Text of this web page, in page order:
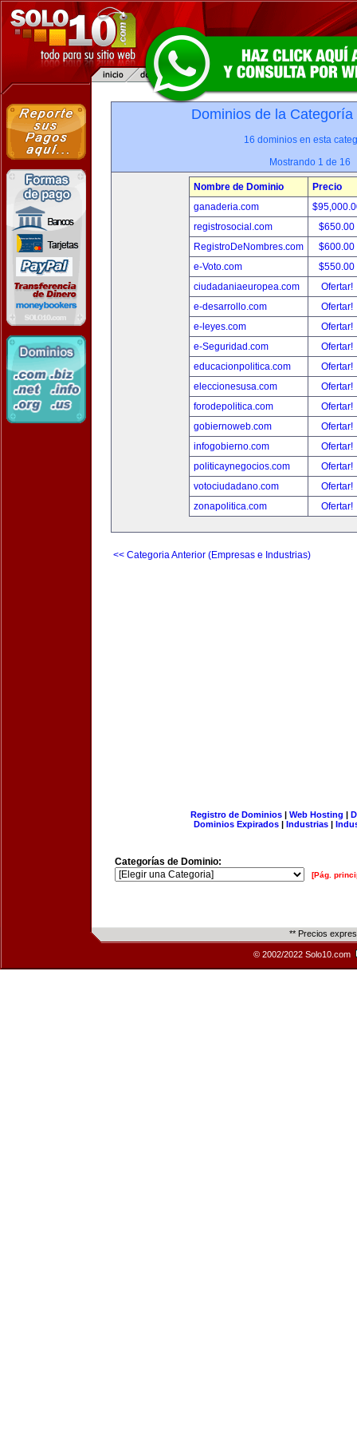
Dominios de la
16 dominios en esta
Mostrando 1 de 16
Nombre de Dominio
Precio
ganaderia.com
registrosocial.com
$650.00
RegistroDeNombres.com
$600.00
e-Voto.com
$550.00
ciudadaniaeuropea.com
Ofertar!
e-desarrollo.com
Ofertar!
e-leyes.com
Ofertar!
e-Seguridad.com
Ofertar!
educacionpolitica.com
Ofertar!
eleccionesusa.com
Ofertar!
forodepolitica.com
Ofertar!
gobiernoweb.com
Ofertar!
infogobierno.com
Ofertar!
politicaynegocios.com
Ofertar!
votociudadano.com
Ofertar!
zonapolitica.com
Ofertar!
<< Categoria Anterior (Empresas e Industrias)
Registro de Dominios| Web Hosting |
Dominios Expirados | Industrias |
Categorías de Dominio:
[Pág.
** Precios
© 2002/2022 Solo10.com